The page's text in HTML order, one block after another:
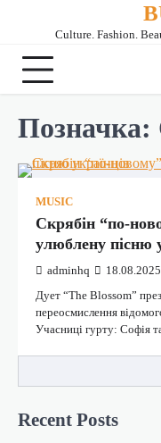
Culture. Fashion.
Позначка:
MUSIC
Скрябін “по-
улюблену пісню
adminhq 18.08.2025
Дует “The Blossom”
переосмислення
Учасниці гурту: Софія
Recent Posts